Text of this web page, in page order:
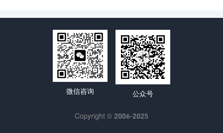
微信咨询 公众号
Copyright © 2006-2025